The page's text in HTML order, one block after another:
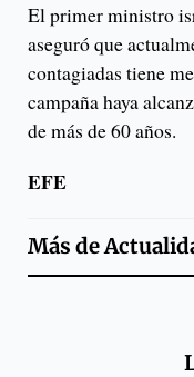
El primer ministro
aseguró que
contagiadas tiene
campaña haya
de más de 60 años.
EFE
Más de